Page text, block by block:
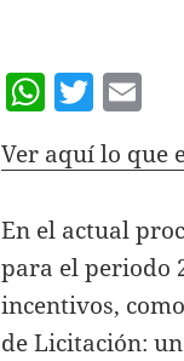
W
at
s
A
p
p
T
w
itt
er
ai
Ver aquí lo que
En el actual
para el periodo
incentivos,
de Licitación: